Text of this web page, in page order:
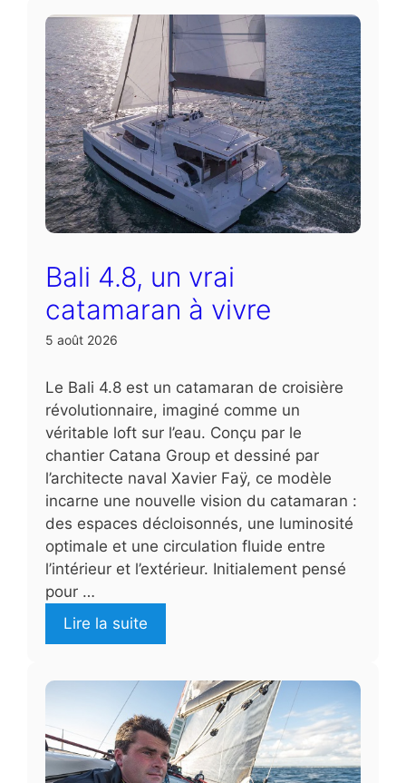
Bali 4.8, un vrai
catamaran à vivre
5 août 2026
Le Bali 4.8 est un catamaran de croisière
révolutionnaire, imaginé comme un
véritable loft sur l’eau. Conçu par le
chantier Catana Group et dessiné par
l’architecte naval Xavier Faÿ, ce modèle
incarne une nouvelle vision du catamaran :
des espaces décloisonnés, une luminosité
optimale et une circulation fluide entre
l’intérieur et l’extérieur. Initialement pensé
pour …
Lire la suite